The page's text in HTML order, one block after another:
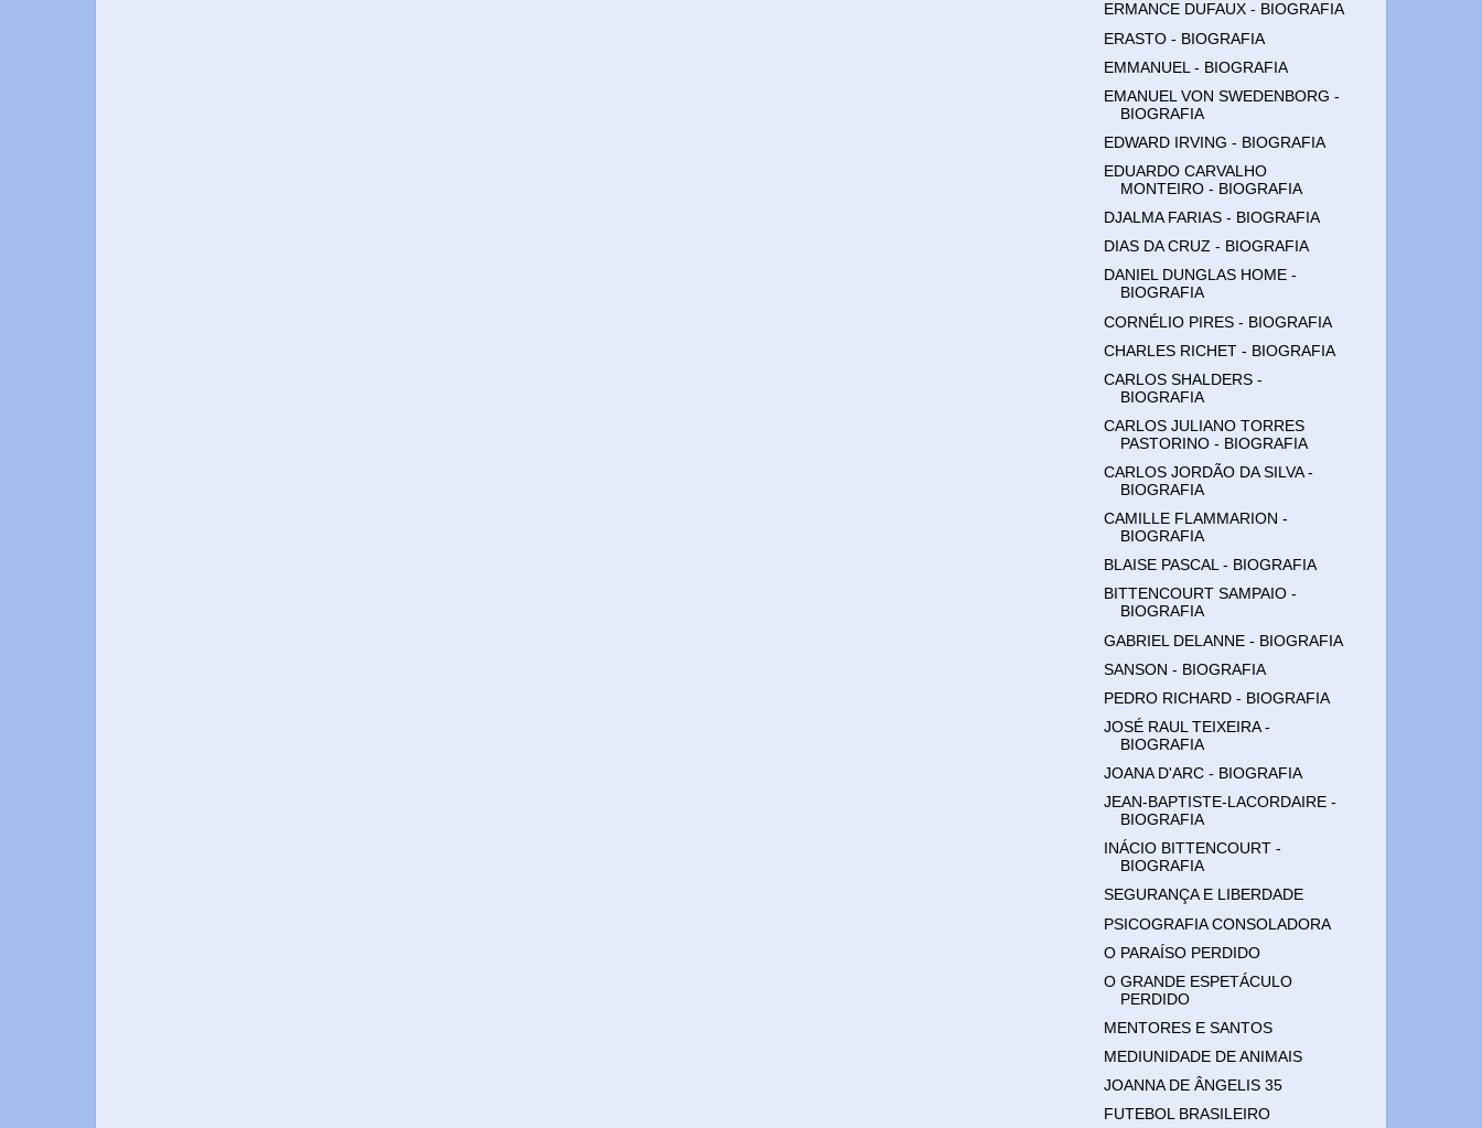
ERMANCE DUFAUX - BIOGRAFIA
ERASTO - BIOGRAFIA
EMMANUEL - BIOGRAFIA
EMANUEL VON SWEDENBORG -
BIOGRAFIA
EDWARD IRVING - BIOGRAFIA
EDUARDO CARVALHO
MONTEIRO - BIOGRAFIA
DJALMA FARIAS - BIOGRAFIA
DIAS DA CRUZ - BIOGRAFIA
DANIEL DUNGLAS HOME -
BIOGRAFIA
CORNÉLIO PIRES - BIOGRAFIA
CHARLES RICHET - BIOGRAFIA
CARLOS SHALDERS -
BIOGRAFIA
CARLOS JULIANO TORRES
PASTORINO - BIOGRAFIA
CARLOS JORDÃO DA SILVA -
BIOGRAFIA
CAMILLE FLAMMARION -
BIOGRAFIA
BLAISE PASCAL - BIOGRAFIA
BITTENCOURT SAMPAIO -
BIOGRAFIA
GABRIEL DELANNE - BIOGRAFIA
SANSON - BIOGRAFIA
PEDRO RICHARD - BIOGRAFIA
JOSÉ RAUL TEIXEIRA -
BIOGRAFIA
JOANA D'ARC - BIOGRAFIA
JEAN-BAPTISTE-LACORDAIRE -
BIOGRAFIA
INÁCIO BITTENCOURT -
BIOGRAFIA
SEGURANÇA E LIBERDADE
PSICOGRAFIA CONSOLADORA
O PARAÍSO PERDIDO
O GRANDE ESPETÁCULO
PERDIDO
MENTORES E SANTOS
MEDIUNIDADE DE ANIMAIS
JOANNA DE ÂNGELIS 35
FUTEBOL BRASILEIRO